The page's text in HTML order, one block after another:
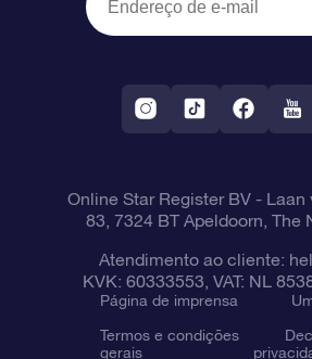
OSR Starsaver
Aplicativo RV Fly me to the stars
Política de devolução
Constelações
Online Star Register BV- Laan
83, 7324 BT Apeldoorn, The
Atendimento ao cliente:
KVK: 60333553, VAT: NL
Página de imprensa
Termos e condições
gerais